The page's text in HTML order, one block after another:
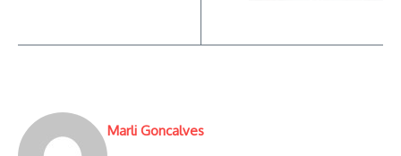
Marli Goncalves